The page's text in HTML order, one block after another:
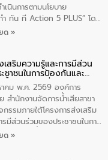
ยในโครงก่อสร้างศูนย์บริหาร
พน้ำเทศบาลตำบลวัดสิงห์
ให้การต้อนรับ
เนินการตามนโยบาย
ำ ทัน ที Action 5 PLUS” โดย
งเสริมความรู้และการมีส่วน
น้ำใสยั่งยืน” ได้บรรยายให้
การจัดการน้ำเสียและการใช้
แก่นักเรียนโรงเรียนวัดบ่อ
ทศบาลนครปากเกร็ด อำเภอ
หวัดนนทบุรี จำนวน 30 คน
ด »
เสริมความรู้และการมีส่วน
ชาชนในการป้องกันและ
ำเสียอย่างยั่งยืน
คม พ.ศ. 2569 องค์การ
สำนักงานจัดการน้ำเสียสาขา
กรรมภายใต้โครงการส่งเสริม
รมีส่วนร่วมของประชาชนในการ
ไขปัญหาน้ำเสียอย่างยั่งยืน
ด »